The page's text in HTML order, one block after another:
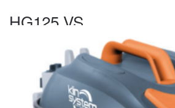
HG125 VS